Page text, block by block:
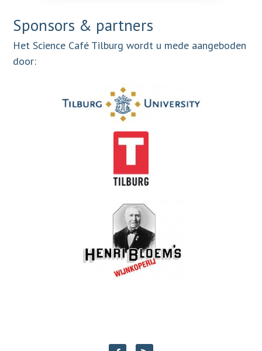
Sponsors & partners
Het Science Café Tilburg wordt u mede aangeboden
door: